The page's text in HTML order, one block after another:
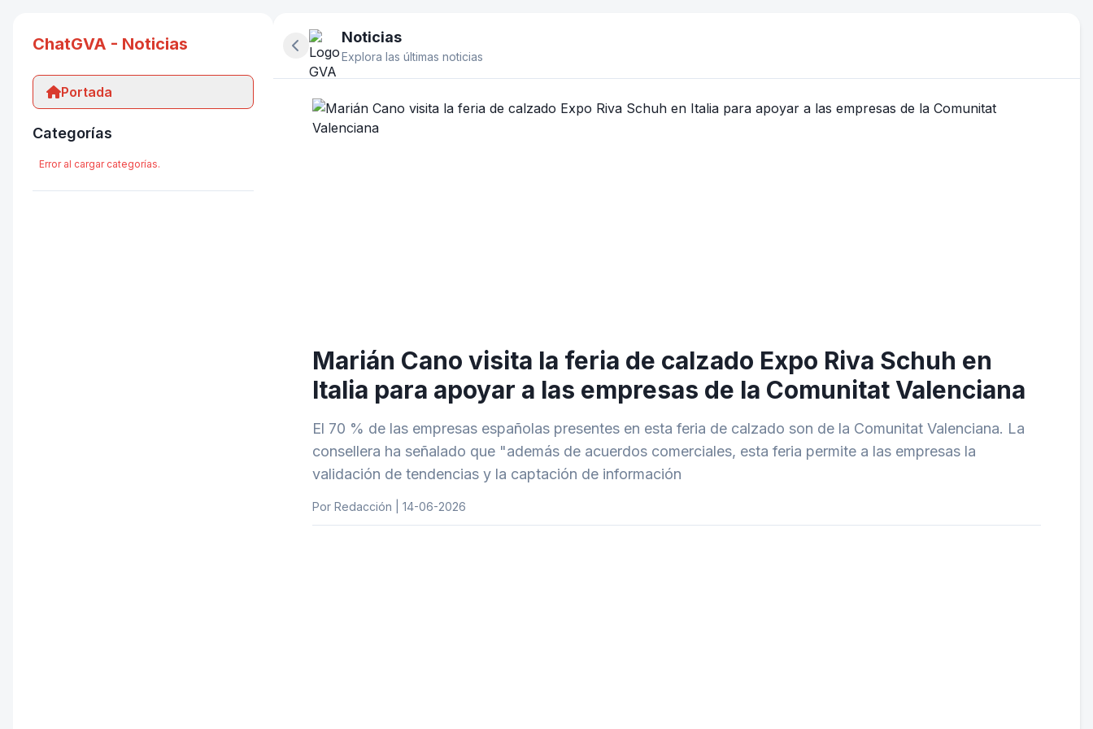
ChatGVA - Noticias
Portada
Categorías
Error al cargar categorías.
Ocultar panel lateral
Noticias
Explora las últimas noticias
Marián Cano visita la feria de calzado Expo Riva Schuh en
Italia para apoyar a las empresas de la Comunitat Valenciana
El 70 % de las empresas españolas presentes en esta feria de calzado son de la Comunitat Valenciana. La
consellera ha señalado que "además de acuerdos comerciales, esta feria permite a las empresas la
validación de tendencias y la captación de información
Por Redacción | 14-06-2026